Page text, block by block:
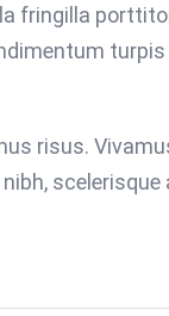
fringilla
risus.